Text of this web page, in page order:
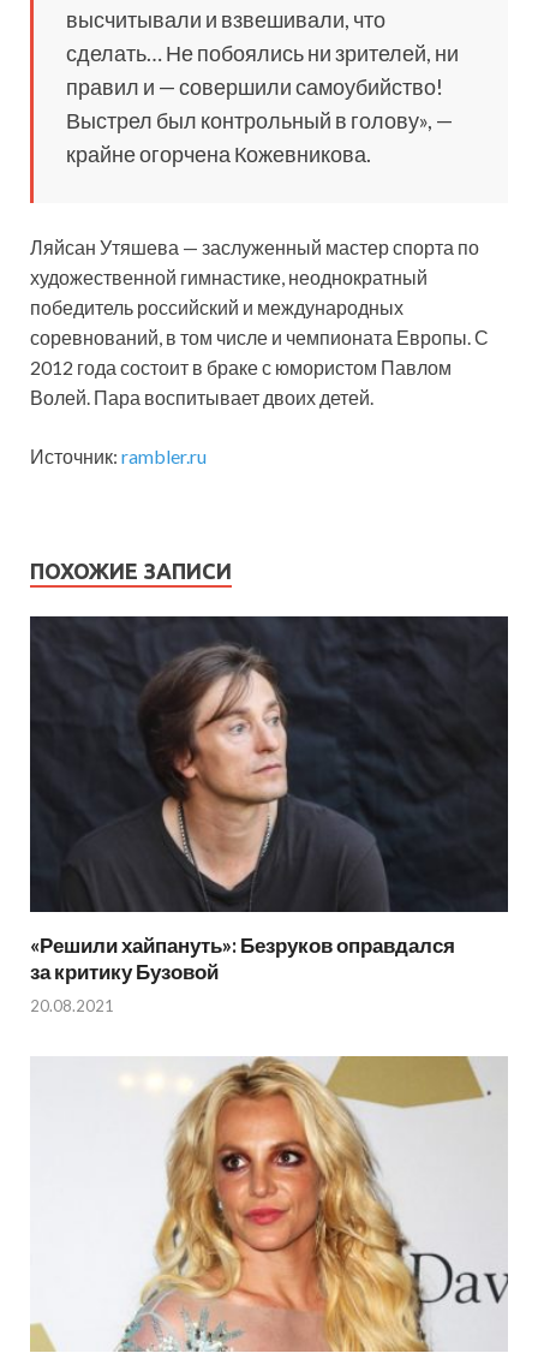
высчитывали и взвешивали, что
сделать… Не побоялись ни зрителей, ни
правил и — совершили самоубийство!
Выстрел был контрольный в голову», —
крайне огорчена Кожевникова.
Ляйсан Утяшева — заслуженный мастер спорта по
художественной гимнастике, неоднократный
победитель российский и международных
соревнований, в том числе и чемпионата Европы. С
2012 года состоит в браке с юмористом Павлом
Волей. Пара воспитывает двоих детей.
Источник: rambler.ru
ПОХОЖИЕ ЗАПИСИ
«Решили хайпануть»: Безруков оправдался
за критику Бузовой
20.08.2021